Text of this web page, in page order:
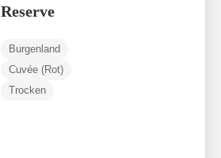
Reserve
Burgenland
Cuvée (Rot)
Trocken